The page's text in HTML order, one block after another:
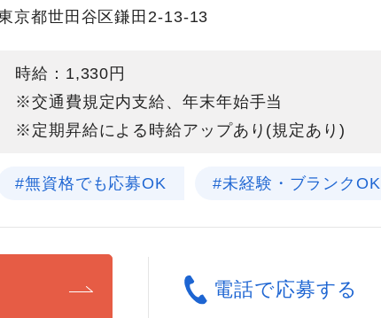
京都世田谷区鎌田2-13-13
時給：1,330円
※交通費規定内支給、年末年始手当
※定期昇給による時給アップあり(規定あり)
#無資格でも応募OK #未経験・ブランクOK
電話で応募する